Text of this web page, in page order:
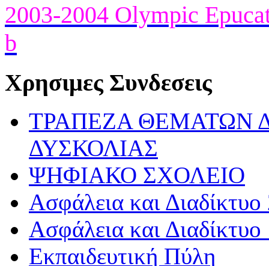
2003-2004 Olympic
b
Χρησιμες Συνδεσεις
ΤΡΑΠΕΖΑ ΘΕΜΑΤΩΝ
ΔΥΣΚΟΛΙΑΣ
ΨΗΦΙΑΚΟ ΣΧΟΛΕΙΟ
Ασφάλεια και Διαδίκτυο
Ασφάλεια και Διαδίκτυο
Εκπαιδευτική Πύλη